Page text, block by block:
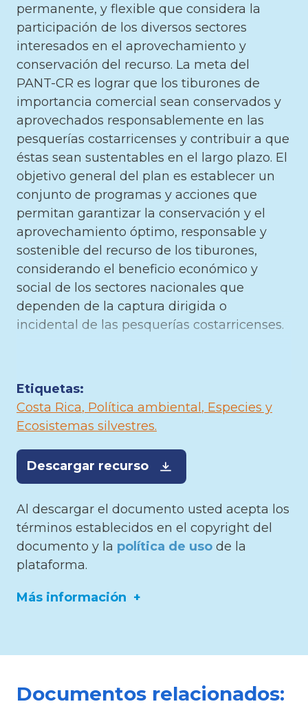
permanente, y flexible que considera la
participación de los diversos sectores
interesados en el aprovechamiento y
conservación del recurso. La meta del
PANT-CR es lograr que los tiburones de
importancia comercial sean conservados y
aprovechados responsablemente en las
pesquerías costarricenses y contribuir a que
éstas sean sustentables en el largo plazo. El
objetivo general del plan es establecer un
conjunto de programas y acciones que
permitan garantizar la conservación y el
aprovechamiento óptimo, responsable y
sostenible del recurso de los tiburones,
considerando el beneficio económico y
social de los sectores nacionales que
dependen de la captura dirigida o
incidental de las pesquerías costarricenses.
Etiquetas:
Costa Rica Política ambiental
Especies y
Ecosistemas silvestres
Descargar recurso
Al descargar el documento usted acepta los
términos establecidos en el copyright del
documento y la política de uso de la
plataforma.
Más información
Documentos relacionados: